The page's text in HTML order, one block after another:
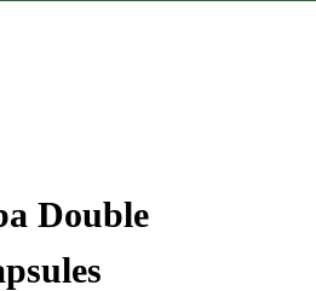
Double